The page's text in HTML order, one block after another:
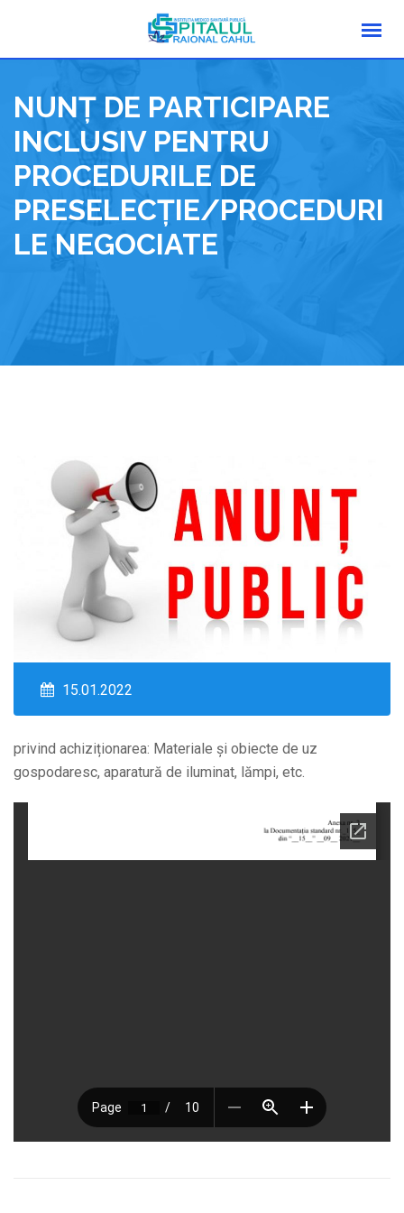
content
NUNȚ DE PARTICIPARE
INCLUSIV PENTRU
PROCEDURILE DE
PRESELECȚIE/PROCEDURI
LE NEGOCIATE
15.01.2022
privind achiziționarea: Materiale și obiecte de uz
gospodaresc, aparatură de iluminat, lămpi, etc.